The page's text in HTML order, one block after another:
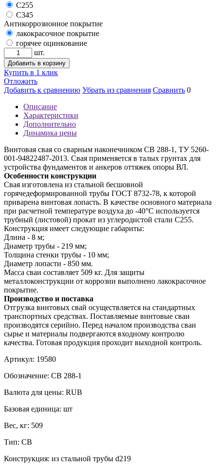
С255
С345
Антикоррозионное покрытие
лакокрасочное покрытие
горячее оцинкование
шт.
Добавить в корзину
Купить в 1 клик
Отложить
Добавить к сравнению Убрать из сравнения Сравнить 0
Описание
Характеристики
Дополнительно
Динамика цены
Винтовая свая со сварным наконечником СВ 288-1, ТУ 5260-
001-94822487-2013. Свая применяется в талых грунтах для
устройства фундаментов и анкеров оттяжек опоры ВЛ.
Особенности конструкции
Свая изготовлена из стальной бесшовной
горячедеформированной трубы ГОСТ 8732-78, к которой
приварена винтовая лопасть. В качестве основного материала
при расчетной температуре воздуха до -40°С используется
трубный (листовой) прокат из углеродистой стали С255.
Конструкция имеет следующие габариты:
Длина - 8 м;
Диаметр трубы - 219 мм;
Толщина стенки трубы - 10 мм;
Диаметр лопасти - 850 мм.
Масса сваи составляет 509 кг. Для защиты
металлоконструкции от коррозии выполнено лакокрасочное
покрытие.
Производство и поставка
Отгрузка винтовых свай осуществляется на стандартных
транспортных средствах. Поставляемые винтовые сваи
производятся серийно. Перед началом производства сваи
сырье и материалы подвергаются входному контролю
качества. Готовая продукция проходит выходной контроль.
Артикул: 19580
Обозначение: СВ 288-1
Валюта для цены: RUB
Базовая единица: шт
Вес, кг: 509
Тип: СВ
Конструкция: из стальной трубы d219